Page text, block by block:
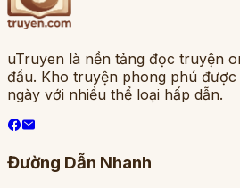
uTruyen là nền tảng đọc truyện
đầu. Kho truyện phong phú
ngày với nhiều thể loại hấp dẫn.
Đường Dẫn Nhanh